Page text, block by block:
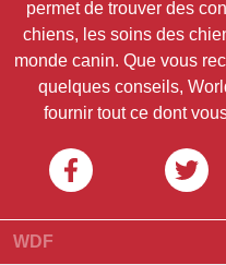
permet de trouver des
chiens, les soins des
monde canin. Que vous
quelques conseils,
fournir tout ce dont
WDF